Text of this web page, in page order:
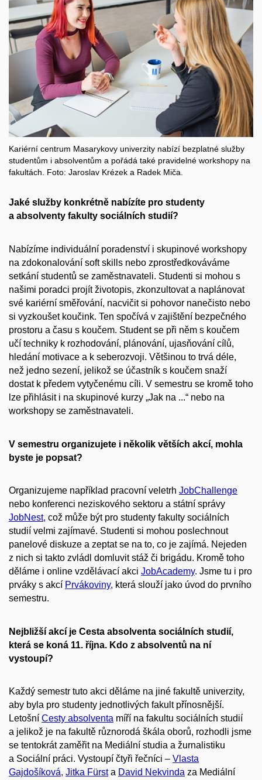
Kariérní centrum Masarykovy univerzity nabízí bezplatné služby
studentům i absolventům a pořádá také pravidelné workshopy na
fakultách. Foto: Jaroslav Krézek a Radek Miča.
Jaké služby konkrétně nabízíte pro studenty
a absolventy fakulty sociálních studií?
Nabízíme individuální poradenství i skupinové workshopy
na zdokonalování soft skills nebo zprostředkováváme
setkání studentů se zaměstnavateli. Studenti si mohou s
našimi poradci projít životopis, zkonzultovat a naplánovat
své kariérní směřování, nacvičit si pohovor nanečisto nebo
si vyzkoušet koučink. Ten spočívá v zajištění bezpečného
prostoru a času s koučem. Student se při něm s koučem
učí techniky k rozhodování, plánování, ujasňování cílů,
hledání motivace a k seberozvoji. Většinou to trvá déle,
než jedno sezení, jelikož se účastník s koučem snaží
dostat k předem vytyčenému cíli. V semestru se kromě toho
lze přihlásit i na skupinové kurzy „Jak na ...“ nebo na
workshopy se zaměstnavateli.
V semestru organizujete i několik větších akcí, mohla
byste je popsat?
Organizujeme například pracovní veletrh JobChallenge
nebo konferenci neziskového sektoru a státní správy
JobNest, což může být pro studenty fakulty sociálních
studií velmi zajímavé. Studenti si mohou poslechnout
panelové diskuze a zeptat se na to, co je zajímá. Nejeden
z nich si takto zvládl domluvit stáž či brigádu. Kromě toho
děláme i online vzdělávací akci JobAcademy. Jsme tu i pro
prváky s akcí Prvákoviny, která slouží jako úvod do prvního
semestru.
Nejbližší akcí je Cesta absolventa sociálních studií,
která se koná 11. října. Kdo z absolventů na ní
vystoupí?
Každý semestr tuto akci děláme na jiné fakultě univerzity,
aby byla pro studenty jednotlivých fakult přínosnější.
Letošní Cesty absolventa míří na fakultu sociálních studií
a jelikož je na fakultě různorodá škála oborů, rozhodli jsme
se tentokrát zaměřit na Mediální studia a žurnalistiku
a Sociální práci. Vystoupí čtyři řečníci – Vlasta
Gajdošíková, Jitka Fürsta David Nekvinda za Mediální